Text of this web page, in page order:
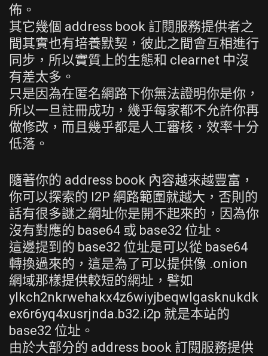
佈。
其它幾個 address book 訂閱服務提供者之
間其實也有培養默契，彼此之間會互相進行
同步，所以實質上的生態和 clearnet 中沒
有差太多。
只是因為在匿名網路下你無法證明你是你，
所以一旦註冊成功，幾乎每家都不允許你再
做修改，而且幾乎都是人工審核，效率十分
低落。
隨著你的 address book 內容越來越豐富，
你可以探索的 I2P 網路範圍就越大，否則的
話有很多謎之網址你是開不起來的，因為你
沒有對應的 base64 或 base32 位址。
這邊提到的 base32 位址是可以從 base64
轉換過來的，這是為了可以提供像 .onion
網域那樣提供較短的網址，譬如
ylkch2nkrwehakx4z6wiyjbeqwlgasknukdk
ex6r6yq4xusrjnda.b32.i2p 就是本站的
base32 位址。
由於大部分的 address book 訂閱服務提供